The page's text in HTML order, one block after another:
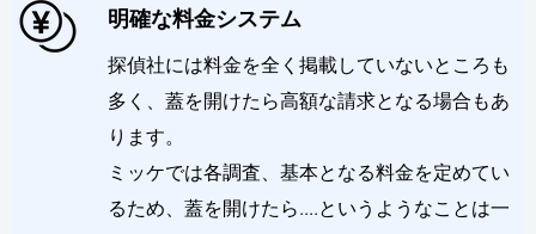
明確な料金システム
探偵社には料金を全く掲載していないところも
多く、蓋を開けたら高額な請求となる場合もあ
ります。
ミッケでは各調査、基本となる料金を定めてい
るため、蓋を開けたら....というようなことは一